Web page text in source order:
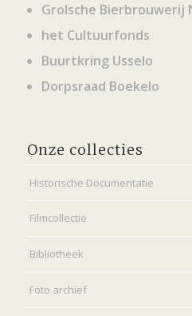
Grolsche Bierbrouwerij
het Cultuurfonds
Buurtkring Usselo
Dorpsraad Boekelo
Onze collecties
Historische Documentatie
Filmcollectie
Bibliotheek
Foto archief